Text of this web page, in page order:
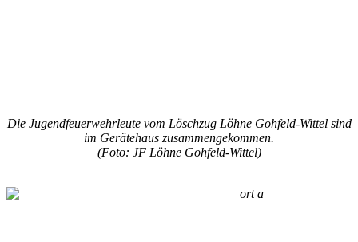
Die Jugendfeuerwehrleute vom Löschzug Löhne Gohfeld-Wittel sind
im Gerätehaus zusammengekommen.
(Foto: JF Löhne Gohfeld-Wittel)